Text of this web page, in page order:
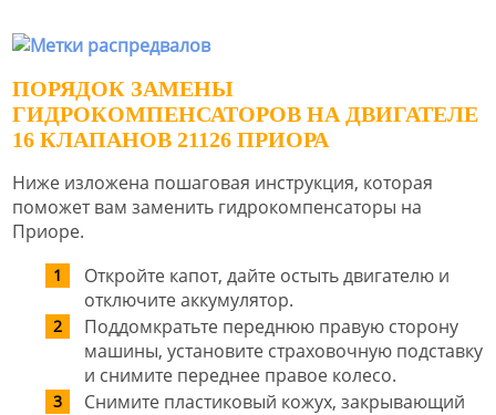
ПОРЯДОК ЗАМЕНЫ
ГИДРОКОМПЕНСАТОРОВ НА ДВИГАТЕЛЕ
16 КЛАПАНОВ 21126 ПРИОРА
Ниже изложена пошаговая инструкция, которая
поможет вам заменить гидрокомпенсаторы на
Приоре.
Откройте капот, дайте остыть двигателю и
отключите аккумулятор.
Поддомкратьте переднюю правую сторону
машины, установите страховочную подставку
и снимите переднее правое колесо.
Снимите пластиковый кожух, закрывающий